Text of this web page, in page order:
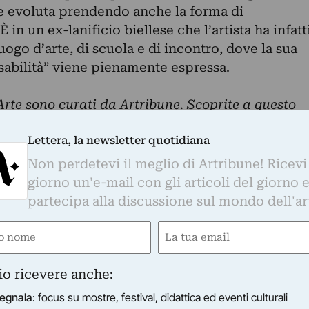
evoluta prendendo anche la forma di
in un ex-lanificio biellese che l’artista ha
d’arte, di scuola e di incontro, dove la sua
viene pienamente espressa.
sono curati da Artribune. Scoprite a questo
e le news che arricchiscono il portale.
È sufficientecliccare quiper
sempre aggiornati
di Artribune! Ricevi ogni giorno un'e-mail
alla discussione sul mondo dell'arte.
Lettera, la newsletter quotidiana
Non perdetevi il meglio di Artribune!
giorno un'e-mail con gli articoli del giorno
partecipa alla discussione sul mondo
Email
ricevere anche:
: focus su mostre, festival, didattica ed eventi culturali